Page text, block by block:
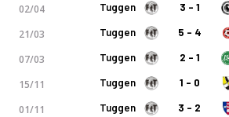
02/04 Tuggen 3 - 1
21/03 Tuggen 5 - 4
07/03 Tuggen 2 - 1
15/11 Tuggen 1 - 0
01/11 Tuggen 3 - 2